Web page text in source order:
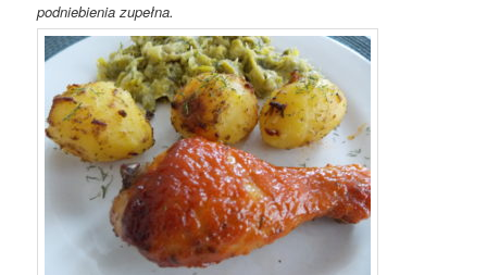
podniebienia zupełna.